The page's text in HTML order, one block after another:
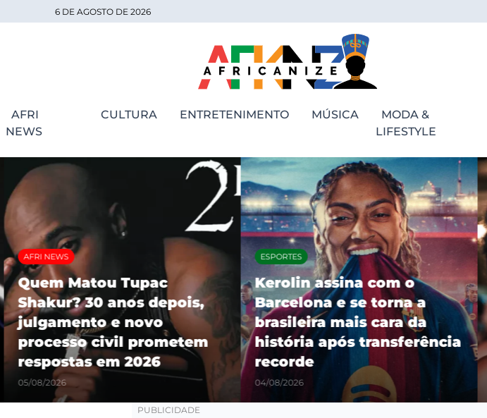
6 DE AGOSTO DE 2026
AFRI
NEWS
CULTURA ENTRETENIMENTO MÚSICA
MODA &
LIFESTYLE
AFRI NEWS
Quem Matou Tupac
Shakur? 30 anos depois,
julgamento e novo
processo civil prometem
respostas em 2026
05/08/2026
ESPORTES
Kerolin assina com o
Barcelona e se torna a
brasileira mais cara da
história após transferência
recorde
04/08/2026